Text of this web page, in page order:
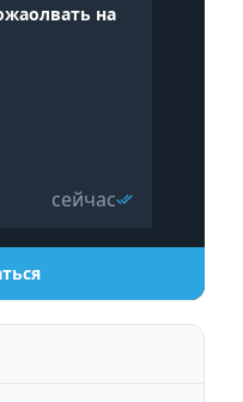
на
сейчас